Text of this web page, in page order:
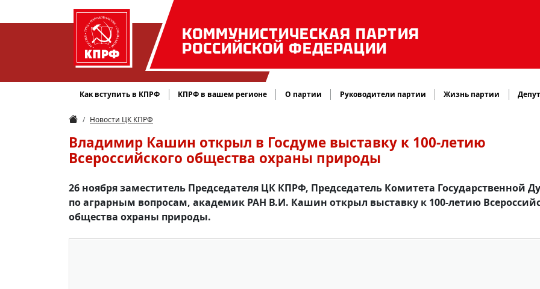
КОММУНИСТИЧЕСКАЯ ПАРТИЯ
РОССИЙСКОЙ ФЕДЕРАЦИИ
Как вступить в КПРФ КПРФ в вашем регионе О партии Руководители партии Жизнь партии
Новости ЦК КПРФ
Владимир Кашин открыл в Госдуме выставку к 100-летию
Всероссийского общества охраны природы
26 ноября заместитель Председателя ЦК КПРФ, Председатель Комитета Государственной
по аграрным вопросам, академик РАН В.И. Кашин открыл выставку к 100-летию
общества охраны природы.